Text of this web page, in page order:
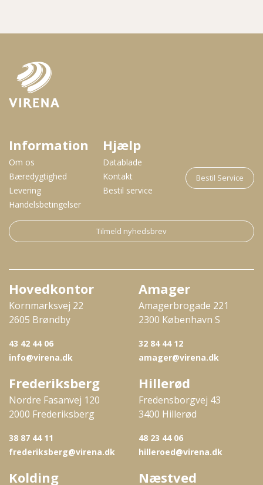
Information
Om os
Bæredygtighed
Levering
Handelsbetingelser
Hjælp
Datablade
Kontakt
Bestil service
Bestil Service
Tilmeld nyhedsbrev
Hovedkontor
Kornmarksvej 22
2605 Brøndby
43 42 44 06
info@virena.dk
Amager
Amagerbrogade 221
2300 København S
32 84 44 12
amager@virena.dk
Frederiksberg
Nordre Fasanvej 120
2000 Frederiksberg
38 87 44 11
frederiksberg@virena.dk
Hillerød
Fredensborgvej 43
3400 Hillerød
48 23 44 06
hilleroed@virena.dk
Kolding Næstved